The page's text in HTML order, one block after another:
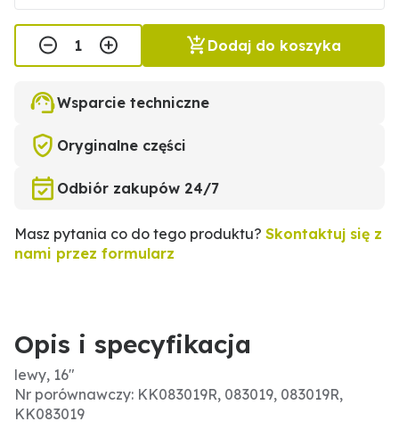
Dodaj do koszyka
Wsparcie techniczne
Oryginalne części
Odbiór zakupów 24/7
Masz pytania co do tego produktu? Skontaktuj się z
nami przez formularz
Opis i specyfikacja
lewy, 16"
Nr porównawczy: KK083019R, 083019, 083019R,
KK083019